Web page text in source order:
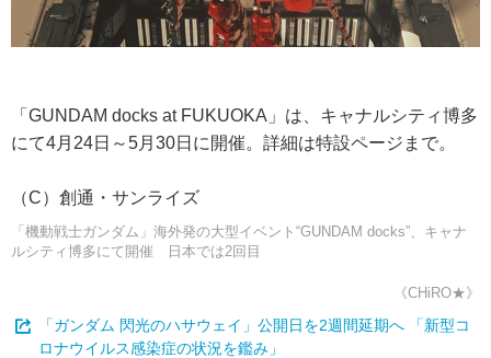
「GUNDAM docks at FUKUOKA」は、キャナルシティ博多
にて4月24日～5月30日に開催。詳細は特設ページまで。
（C）創通・サンライズ
「機動戦士ガンダム」海外発の大型イベント“GUNDAM docks”、キャナ
ルシティ博多にて開催 日本では2回目
《CHiRO★》
「ガンダム 閃光のハサウェイ」公開日を2週間延期へ 「新型コ
ロナウイルス感染症の状況を鑑み」